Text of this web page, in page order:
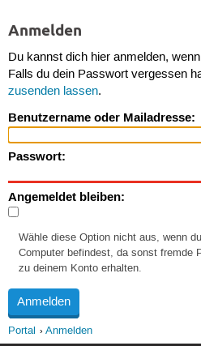
Anmelden
Du kannst dich hier anmelden,
Falls du dein Passwort vergessen
zusenden lassen.
Benutzername oder Mailadresse:
Passwort:
Angemeldet bleiben:
Wähle diese Option nicht aus, wenn
Computer befindest, da sonst fremde
zu deinem Konto erhalten.
Portal Anmelden